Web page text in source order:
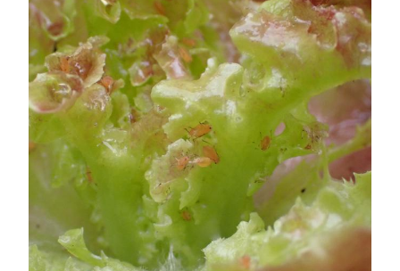
onderzoeksprojecten
biologische
landbouw
2026